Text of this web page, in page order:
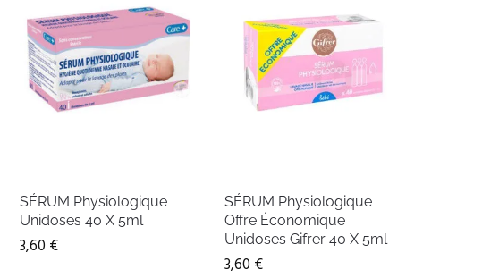
SÉRUM Physiologique
Unidoses 40 X 5ml
3,60 €
SÉRUM Physiologique
Offre Économique
Unidoses Gifrer 40 X 5ml
3,60 €